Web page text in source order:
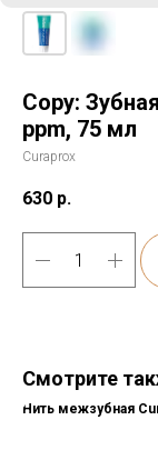
Copy:
ppm, 75 мл
Curaprox
630 р.
Смотрите
Нить межзубная